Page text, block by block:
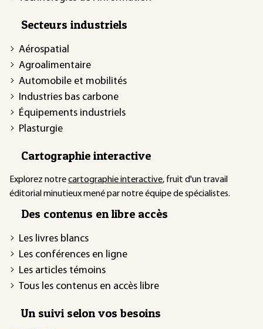
Secteurs industriels
Aérospatial
Agroalimentaire
Automobile et mobilités
Industries bas carbone
Équipements industriels
Plasturgie
Cartographie interactive
Explorez notrecartographie interactive, fruit d'un travail
éditorial minutieux mené par notre équipe de spécialistes.
Des contenus en libre accès
Les livres blancs
Les conférences en ligne
Les articles témoins
Tous les contenus en accès libre
Un suivi selon vos besoins